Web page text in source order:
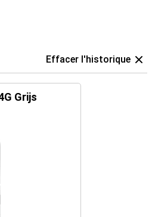
Effacer l'historique
Grijs